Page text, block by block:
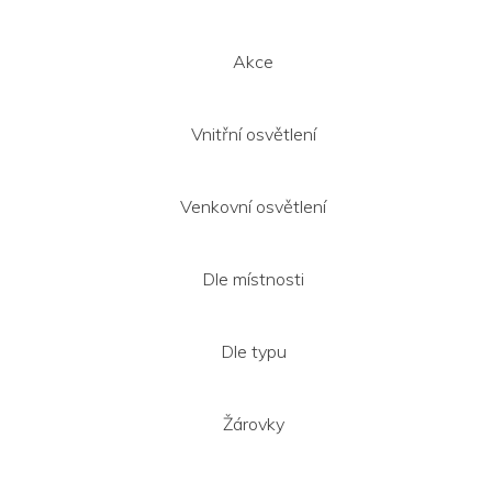
Akce
Vnitřní osvětlení
Venkovní osvětlení
Dle místnosti
Dle typu
Žárovky